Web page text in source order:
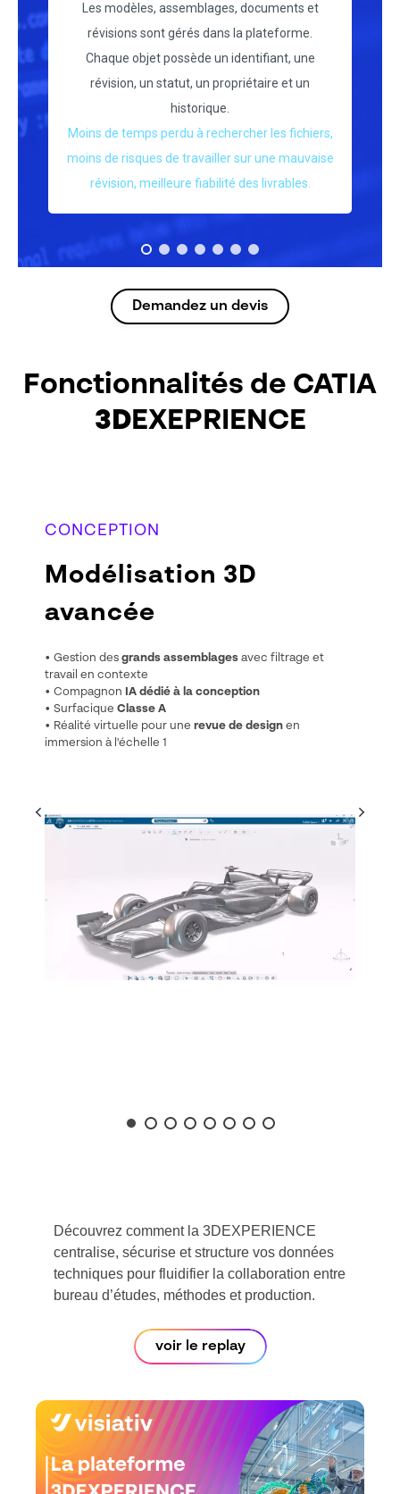
Les modèles, assemblages, documents et
révisions sont gérés dans la plateforme.
Chaque objet possède un identifiant, une
révision, un statut, un propriétaire et un
historique.
Moins de temps perdu à rechercher les fichiers,
moins de risques de travailler sur une mauvaise
révision, meilleure fiabilité des livrables.
Demandez un devis
Fonctionnalités de CATIA
3DEXEPRIENCE
CONCEPTION
Modélisation 3D
avancée
• Gestion des grands assemblages avec filtrage et
travail en contexte
• Compagnon
IA dédié à la conception
• Surfacique Classe A
• Réalité virtuelle pour une revue de design en
immersion à l'échelle 1
Découvrez comment la 3DEXPERIENCE
centralise, sécurise et structure vos données
techniques pour fluidifier la collaboration entre
bureau d’études, méthodes et production.
voir le replay